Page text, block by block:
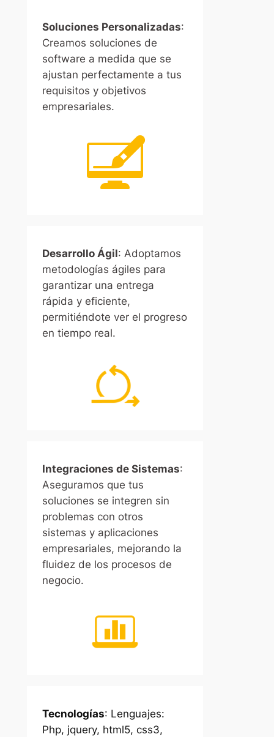
Soluciones Personalizadas:
Creamos soluciones de
software a medida que se
ajustan perfectamente a tus
requisitos y objetivos
empresariales.
Desarrollo Ágil: Adoptamos
metodologías ágiles para
garantizar una entrega
rápida y eficiente,
permitiéndote ver el progreso
en tiempo real.
Integraciones de Sistemas:
Aseguramos que tus
soluciones se integren sin
problemas con otros
sistemas y aplicaciones
empresariales, mejorando la
fluidez de los procesos de
negocio.
Tecnologías: Lenguajes:
Php, jquery, html5, css3,